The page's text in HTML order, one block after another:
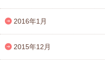
2016年1月
2015年12月